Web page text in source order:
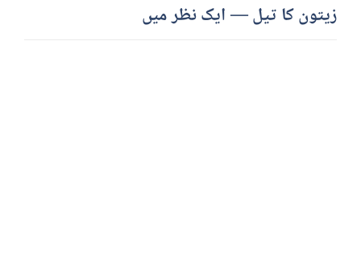
زیتون کا تیل — ایک نظر میں